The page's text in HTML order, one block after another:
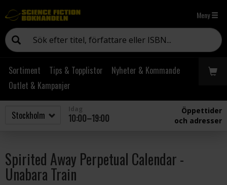
Meny
Sortiment Tips & Topplistor
Nyheter & Kommande
Outlet & Kampanjer
10:00–19:00
Öppettider
och adresser
Spirited Away Perpetual Calendar -
Unabara Train